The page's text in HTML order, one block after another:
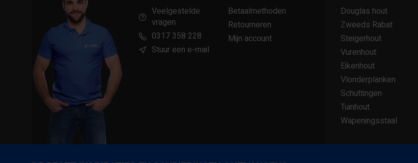
Veelgestelde
vragen
0317 358 228
Stuur een e-mail
Betaalmethoden
Retourneren
Mijn account
Douglas hout
Zweeds Rabat
Steigerhout
Vurenhout
Eikenhout
Vlonderplanken
Schuttingen
Tuinhout
Wapeningsstaal